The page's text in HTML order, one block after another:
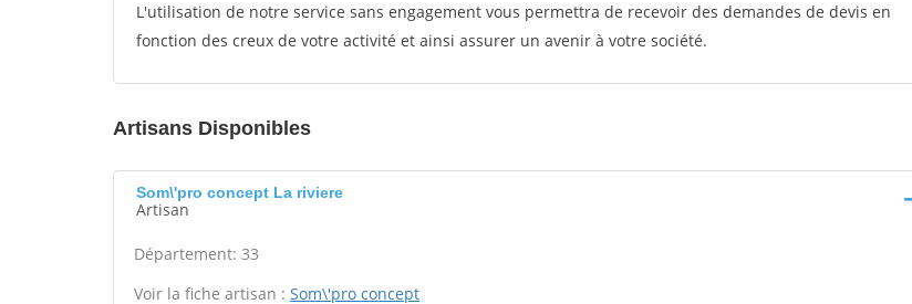
L'utilisation de notre service sans engagement vous permettra de recevoir des demandes de devis en
fonction des creux de votre activité et ainsi assurer un avenir à votre société.
Artisans Disponibles
Som\'pro concept La riviere
Artisan
Département: 33
Voir la fiche artisan : Som\'pro concept